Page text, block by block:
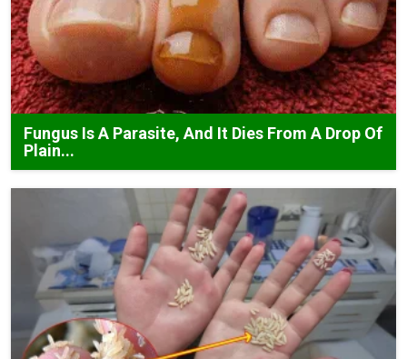
Fungus Is A Parasite, And It Dies From A Drop Of
Plain...